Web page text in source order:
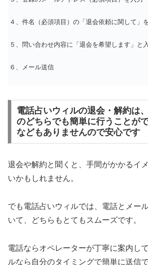
４、件名（必須項目）の「退会依頼に関して」
５、問い合わせ内容に「退会を希望します」と
６、メール送信
電話占いウィルの退会・解約は
のどちらでも簡単に行うことが
などもありませんので安心です
退会や解約と聞くと、手間がかかるイ
いかもしれません。
でも電話占いウィルでは、電話とメー
いて、どちらもとてもスムーズです。
電話ならオペレーターが丁寧に案内し
ルなら自分のタイミングで簡単に送信